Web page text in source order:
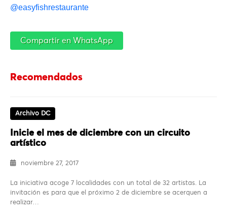
@easyfishrestaurante
Compartir en WhatsApp
Recomendados
Archivo DC
Inicie el mes de diciembre con un circuito
artístico
noviembre 27, 2017
La iniciativa acoge 7 localidades con un total de 32 artistas. La
invitación es para que el próximo 2 de diciembre se acerquen a
realizar…